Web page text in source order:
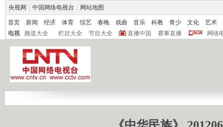
央视网 中国网络电视台 网站地图
首页 新闻 经济 体育 综艺 春晚 戏曲 音乐 科教 青少 文化
艺术
电视
频道大全 栏目大全 节目大全 直播中国 赛事直播 网络